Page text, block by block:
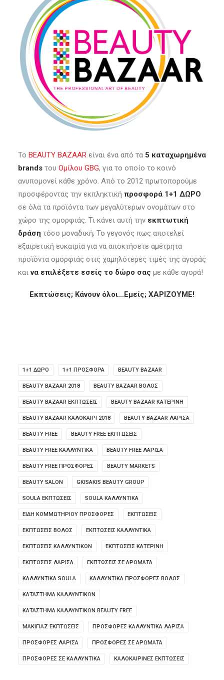
Το BEAUTY BAZAAR είναι ένα από τα 5 καταχωρημένα
brands του Ομίλου GBG, για το οποίο το κοινό
ανυπομονεί κάθε χρόνο. Από το 2012 πρωτοπορούμε
προσφέροντας την εκπληκτική προσφορά 1+1 ΔΩΡΟ
σε όλα τα προϊόντα των μεγαλύτερων ονομάτων στο
χώρο της ομορφιάς. Τι κάνει αυτή την εκπτωτική
δράση τόσο μοναδική; Το γεγονός πως αποτελεί
εξαιρετική ευκαιρία για να αποκτήσετε αμέτρητα
προϊόντα ομορφιάς στις χαμηλότερες τιμές της αγοράς
καινα επιλέξετε εσείς το δώρο σας με κάθε αγορά!
Εκπτώσεις; Κάνουν όλοι…Εμείς; ΧΑΡΙΖΟΥΜΕ!
1+1 ΔΩΡΟ 1+1 ΠΡΟΣΦΟΡΑ BEAUTY BAZAAR
BEAUTY BAZAAR 2018 BEAUTY BAZAAR ΒΟΛΟΣ
BEAUTY BAZAAR ΕΚΠΤΩΣΕΙΣ BEAUTY BAZAAR ΚΑΤΕΡΙΝΗ
BEAUTY BAZAAR ΚΑΛΟΚΑΙΡΙ 2018 BEAUTY BAZAAR ΛΑΡΙΣΑ
BEAUTY FREE BEAUTY FREE ΕΚΠΤΩΣΕΙΣ
BEAUTY FREE ΚΑΛΛΥΝΤΙΚΑ BEAUTY FREE ΛΑΡΙΣΑ
BEAUTY FREE ΠΡΟΣΦΟΡΕΣ BEAUTY MARKETS
BEAUTY SALON GKISAKIS BEAUTY GROUP
SOULA ΕΚΠΤΩΣΕΙΣ SOULA ΚΑΛΛΥΝΤΙΚΆ
ΕΙΔΗ ΚΟΜΜΩΤΗΡΙΟΥ ΠΡΟΣΦΟΡΕΣ ΕΚΠΤΩΣΕΙΣ
ΕΚΠΤΩΣΕΙΣ ΒΟΛΟΣ ΕΚΠΤΩΣΕΙΣ ΚΑΛΛΥΝΤΙΚΑ
ΕΚΠΤΩΣΕΙΣ ΚΑΛΛΥΝΤΙΚΩΝ ΕΚΠΤΩΣΕΙΣ ΚΑΤΕΡΙΝΗ
ΕΚΠΤΩΣΕΙΣ ΛΑΡΙΣΑ ΕΚΠΤΩΣΕΙΣ ΣΕ ΑΡΩΜΑΤΑ
ΚΑΛΛΥΝΤΙΚΑ SOULA ΚΑΛΛΥΝΤΙΚΑ ΠΡΟΣΦΟΡΕΣ ΒΟΛΟΣ
ΚΑΤΑΣΤΗΜΑ ΚΑΛΛΥΝΤΙΚΩΝ
ΚΑΤΑΣΤΗΜΑ ΚΑΛΛΥΝΤΙΚΩΝ BEAUTY FREE
ΜΑΚΙΓΙΑΖ ΕΚΠΤΩΣΕΙΣ ΠΡΟΣΦΟΡΕΣ ΚΑΛΛΥΝΤΙΚΑ ΛΑΡΙΣΑ
ΠΡΟΣΦΟΡΕΣ ΛΑΡΙΣΑ ΠΡΟΣΦΟΡΕΣ ΣΕ ΑΡΩΜΑΤΑ
ΠΡΟΣΦΟΡΕΣ ΣΕ ΚΑΛΛΥΝΤΙΚΑ ΚΑΛΟΚΑΙΡΙΝΈΣ ΕΚΠΤΏΣΕΙΣ